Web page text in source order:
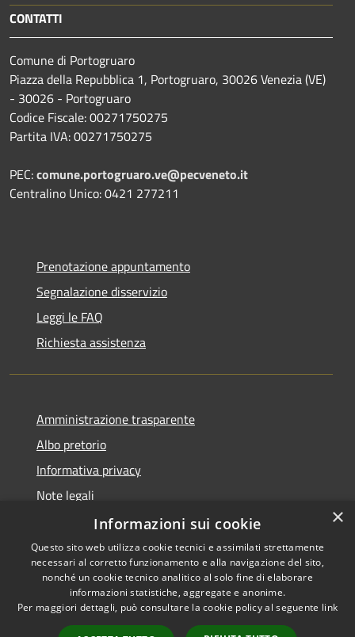
CONTATTI
Comune di Portogruaro
Piazza della Repubblica 1, Portogruaro, 30026 Venezia (VE)
- 30026 - Portogruaro
Codice Fiscale: 00271750275
Partita IVA: 00271750275
PEC:comune.portogruaro.ve@pecveneto.it
Centralino Unico: 0421 277211
Prenotazione appuntamento
Segnalazione disservizio
Leggi le FAQ
Richiesta assistenza
Amministrazione trasparente
Albo pretorio
Informativa privacy
Note legali
Dichiarazione di accessibilità
RSS
Accessibilità
Copyright © 2026 • Comune di
×
Informazioni sui cookie
Questo sito web utilizza cookie tecnici e assimilati strettamente
necessari al corretto funzionamento e alla navigazione del sito,
nonché un cookie tecnico analitico al solo fine di elaborare
informazioni statistiche, aggregate e anonime.
Per maggiori dettagli, può consultare la cookie policy al seguente link